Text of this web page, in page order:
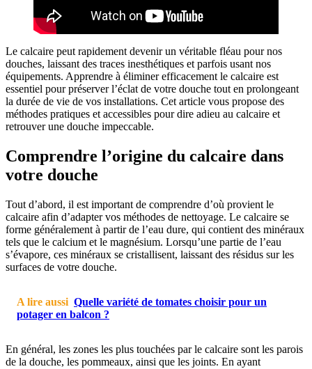
Le calcaire peut rapidement devenir un véritable fléau pour nos
douches, laissant des traces inesthétiques et parfois usant nos
équipements. Apprendre à éliminer efficacement le calcaire est
essentiel pour préserver l’éclat de votre douche tout en prolongeant
la durée de vie de vos installations. Cet article vous propose des
méthodes pratiques et accessibles pour dire adieu au calcaire et
retrouver une douche impeccable.
Comprendre l’origine du calcaire dans
votre douche
Tout d’abord, il est important de comprendre d’où provient le
calcaire afin d’adapter vos méthodes de nettoyage. Le calcaire se
forme généralement à partir de l’eau dure, qui contient des minéraux
tels que le calcium et le magnésium. Lorsqu’une partie de l’eau
s’évapore, ces minéraux se cristallisent, laissant des résidus sur les
surfaces de votre douche.
A lire aussi Quelle variété de tomates choisir pour un
potager en balcon ?
En général, les zones les plus touchées par le calcaire sont les parois
de la douche, les pommeaux, ainsi que les joints. En ayant